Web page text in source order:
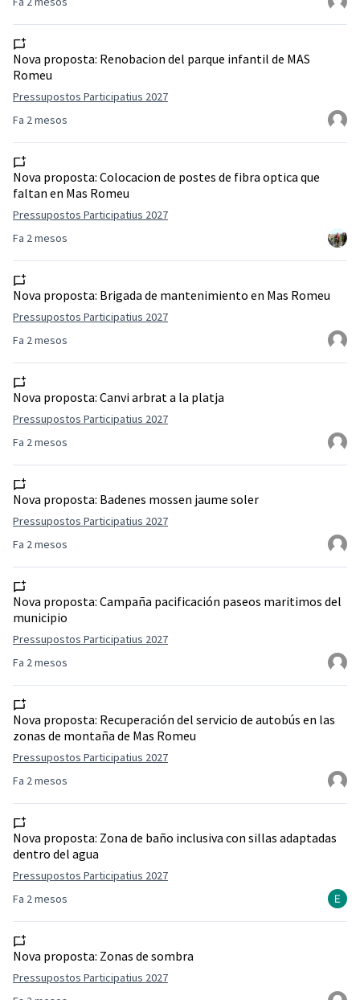
Fa 2 mesos
Nova proposta: Renobacion del parque infantil de MAS
Romeu
Pressupostos Participatius 2027
Fa 2 mesos
Nova proposta: Colocacion de postes de fibra optica que
faltan en Mas Romeu
Pressupostos Participatius 2027
Fa 2 mesos
Nova proposta: Brigada de mantenimiento en Mas Romeu
Pressupostos Participatius 2027
Fa 2 mesos
Nova proposta: Canvi arbrat a la platja
Pressupostos Participatius 2027
Fa 2 mesos
Nova proposta: Badenes mossen jaume soler
Pressupostos Participatius 2027
Fa 2 mesos
Nova proposta: Campaña pacificación paseos maritimos del
municipio
Pressupostos Participatius 2027
Fa 2 mesos
Nova proposta: Recuperación del servicio de autobús en las
zonas de montaña de Mas Romeu
Pressupostos Participatius 2027
Fa 2 mesos
Nova proposta: Zona de baño inclusiva con sillas adaptadas
dentro del agua
Pressupostos Participatius 2027
Nova proposta: Zonas de sombra
Pressupostos Participatius 2027